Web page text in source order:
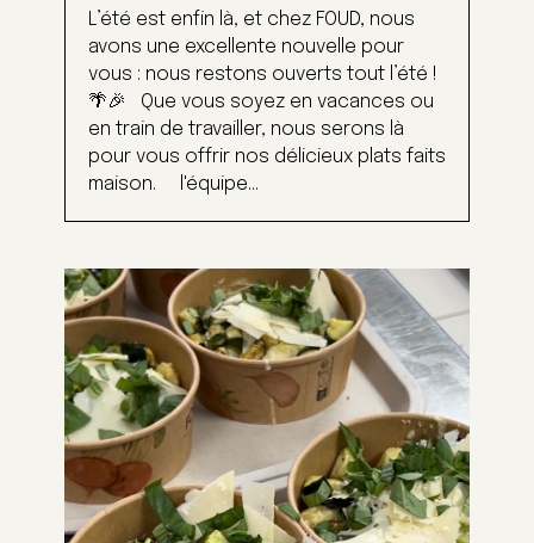
L’été est enfin là, et chez FOUD, nous
avons une excellente nouvelle pour
vous : nous restons ouverts tout l’été !
🌴🎉 Que vous soyez en vacances ou
en train de travailler, nous serons là
pour vous offrir nos délicieux plats faits
maison. l'équipe...